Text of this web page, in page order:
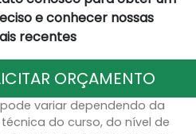
e conhecer nossas
recentes
ORÇAMENTO
variar dependendo da
do curso, do nível de